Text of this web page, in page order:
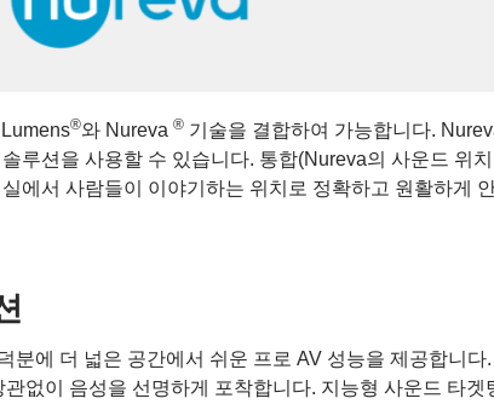
®와 Nureva ® 기술을 결합하여 가능합니다.
솔루션을 사용할 수 있습니다. 통합(Nureva의 사운드 위
에서 사람들이 이야기하는 위치로 정확하고 원활하게
분에 더 넓은 공간에서 쉬운 프로 AV 성능을 제공합니
없이 음성을 선명하게 포착합니다. 지능형 사운드 타겟